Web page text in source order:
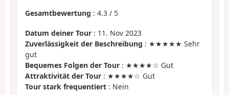
Gesamtbewertung : 4.3 / 5
Datum deiner Tour : 11. Nov 2023
Zuverlässigkeit der Beschreibung : ★★★★★ Sehr
gut
Bequemes Folgen der Tour : ★★★★☆ Gut
Attraktivität der Tour : ★★★★☆ Gut
Tour stark frequentiert : Nein